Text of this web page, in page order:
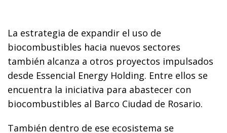
La estrategia de expandir el uso de
biocombustibles hacia nuevos sectores
también alcanza a otros proyectos impulsados
desde Essencial Energy Holding. Entre ellos se
encuentra la iniciativa para abastecer con
biocombustibles al Barco Ciudad de Rosario.
También dentro de ese ecosistema se